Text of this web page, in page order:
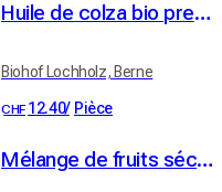
Huile de colza bio pressée à froid 5 dl
Biohof Lochholz, Berne
CHF 12.40/ Pièce
Mélange de fruits séchés bio 100 g